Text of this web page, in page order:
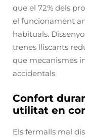
que el 72% dels
el funcionament
habituals.
trenes lliscants
que mecanismes
accidentals.
Confort
utilitat en
Els fermalls mal